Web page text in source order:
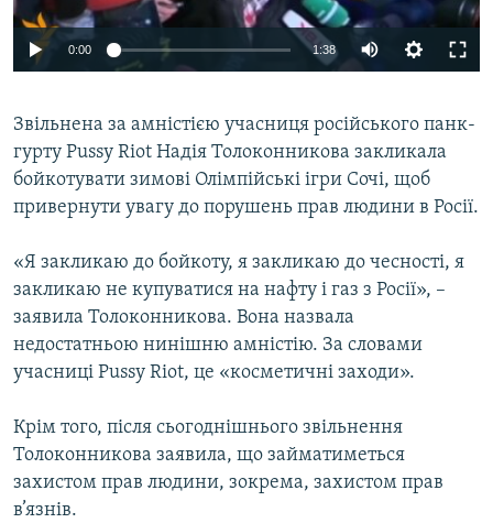
ВІДЕОУРОКИ «ELIFBE»
СВІДЧЕННЯ ОКУПАЦІЇ
Русский
Qırımtatar
0:00 1:38
Звільнена за амністією учасниця російського панк-
гурту Pussy Riot Надія Толоконникова закликала
бойкотувати зимові Олімпійські ігри Сочі, щоб
привернути увагу до порушень прав людини в Росії.
«Я закликаю до бойкоту, я закликаю до чесності, я
закликаю не купуватися на нафту і газ з Росії», –
заявила Толоконникова. Вона назвала
недостатньою нинішню амністію. За словами
учасниці Pussy Riot, це «косметичні заходи».
Крім того, після сьогоднішнього звільнення
Толоконникова заявила, що займатиметься
захистом прав людини, зокрема, захистом прав
в’язнів.